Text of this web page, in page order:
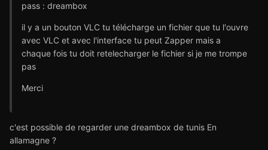
pass : dreambox
il y a un bouton VLC tu télécharge un fichier que tu l'ouvre
avec VLC et avec l'interface tu peut Zapper mais a
chaque fois tu doit retelecharger le fichier si je me trompe
pas
Merci
c'est possible de regarder une dreambox de tunis En
allamagne ?